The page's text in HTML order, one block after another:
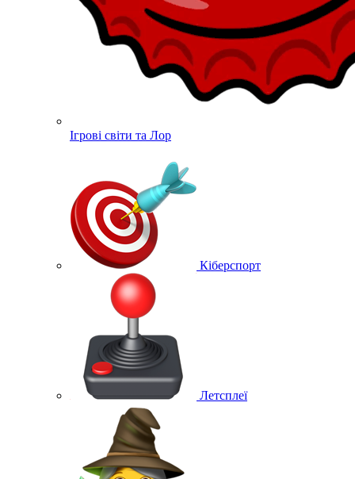
Ігрові світи та Лор
Кіберспорт
Летсплеї